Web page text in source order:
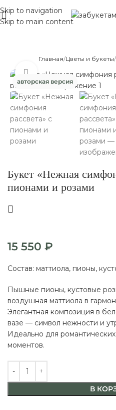
Skip to navigation
Skip to main content
Главная Цветы и букеты
Нажмите, чтобы
авторская версия
Букет «Нежная
пионами и розами
15 550 ₽
Состав: маттиола, пионы,
Пышные пионы, кустовые
воздушная маттиола в
Элегантная композиция в
вазе — символ нежности и
Идеально для
моментов.
В
Москве!